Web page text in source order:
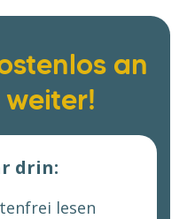
an
drin:
lesen